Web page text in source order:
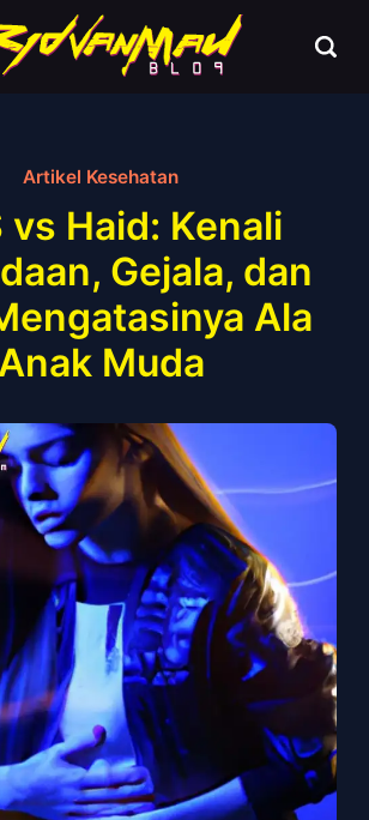
Artikel Kesehatan
vs Haid: Kenali
Gejala, dan
Ala
Anak Muda